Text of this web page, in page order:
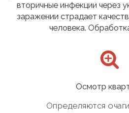
вторичные инфекции через
заражении страдает
человека.
Осмотр
Определяются